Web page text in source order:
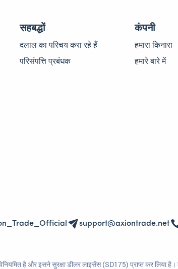
सहबद्धों
दलाल का परिचय करा रहे हैं
परिसंपत्ति प्रबंधक
कंपनी
हमारा किनारा
हमारे बारे में
support@axiontrade.net
है और इसने सुरक्षा डीलर लाइसेंस (SD175) प्राप्त कर लिया